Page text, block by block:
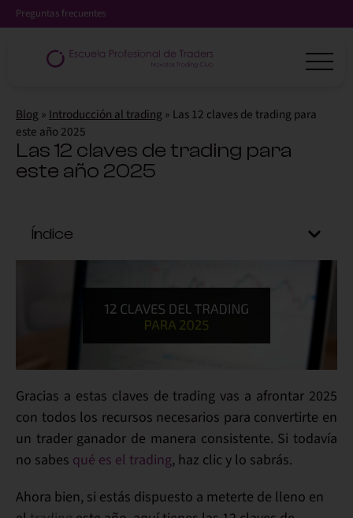
Preguntas frecuentes
Blog » Introducción al trading » Las 12 claves de trading para
este año 2025
Las 12 claves de trading para
este año 2025
Índice
Gracias a estas claves de trading vas a afrontar 2025
con todos los recursos necesarios para convertirte en
un trader ganador de manera consistente. Si todavía
no sabes qué es el trading, haz clic y lo sabrás.
Ahora bien, si estás dispuesto a meterte de lleno en